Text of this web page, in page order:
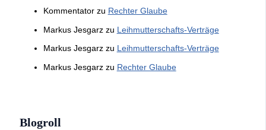
Kommentatorzu Rechter Glaube
Markus Jesgarzzu Leihmutterschafts-Verträge
Markus Jesgarzzu Leihmutterschafts-Verträge
Markus Jesgarzzu Rechter Glaube
Blogroll